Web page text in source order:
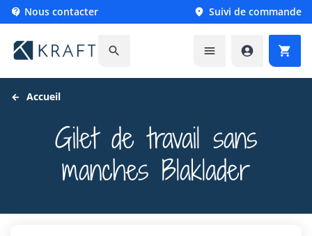
 Nous contacter  Suivi de commande
   
Accueil
Gilet de travail sans
manches Blaklader